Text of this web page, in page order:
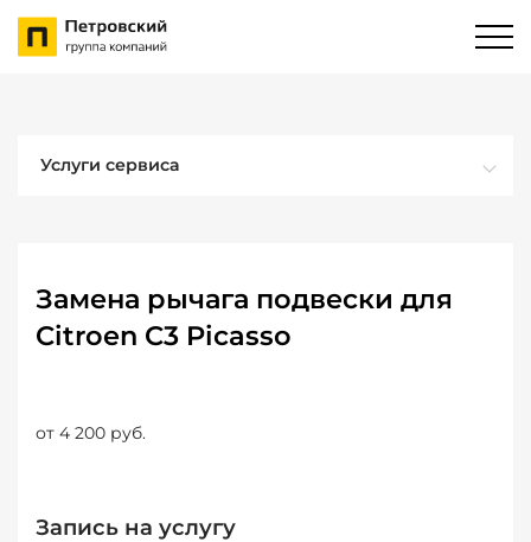
Услуги сервиса
Замена рычага подвески для
Citroen C3 Picasso
от 4 200 руб.
Запись на услугу